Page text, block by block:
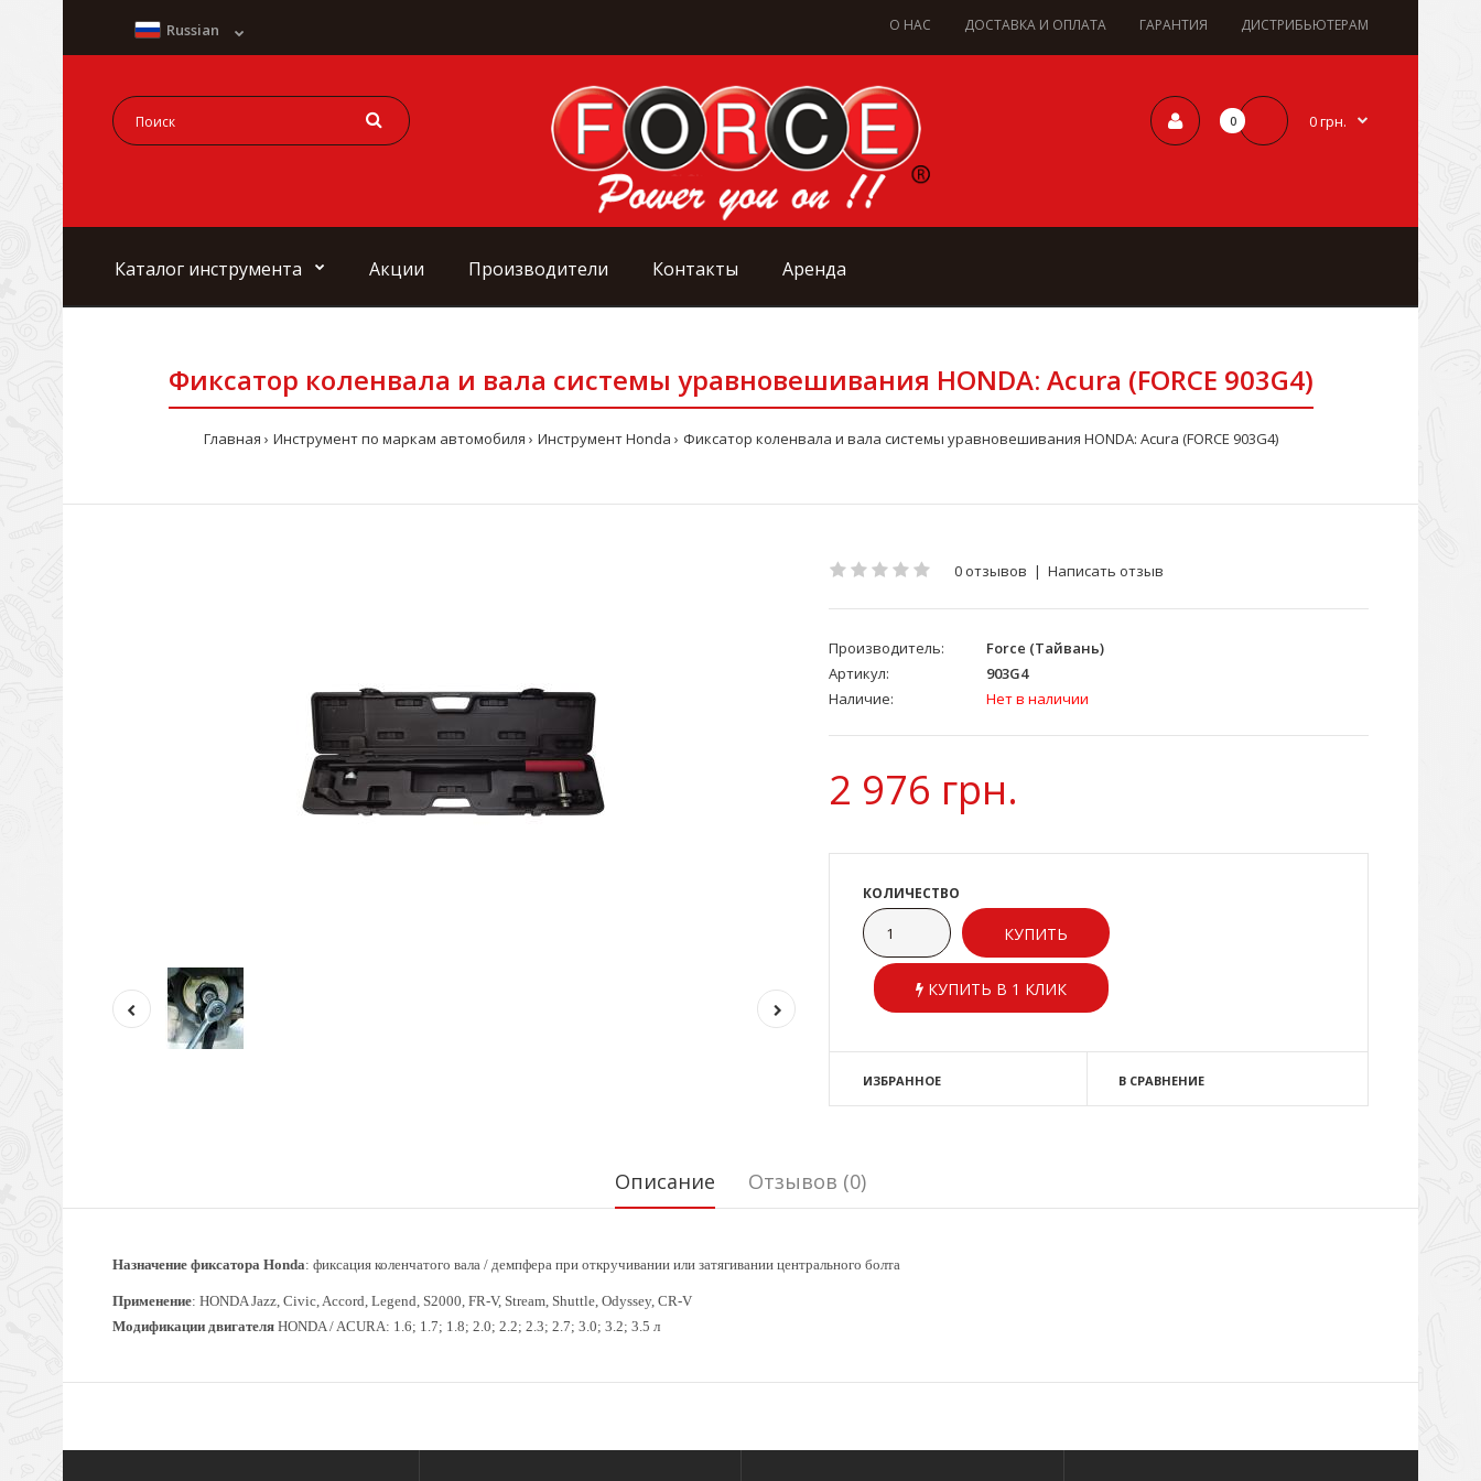
О НАС ДОСТАВКА И ОПЛАТА ГАРАНТИЯ ДИСТРИБЬЮТЕРАМ
Russian
0 0 грн.
Каталог инструмента Акции Производители Контакты Аренда
Фиксатор коленвала и вала системы уравновешивания HONDA: Acura (FORCE 903G4)
Главная Инструмент по маркам автомобиля Инструмент Honda Фиксатор коленвала и вала системы уравновешивания HONDA: Acura (FORCE 903G4)
0 отзывов | Написать отзыв
Производитель:
Force (Тайвань)
Артикул:
903G4
Наличие:
Нет в наличии
2 976 грн.
КОЛИЧЕСТВО
КУПИТЬ В 1 КЛИК
ИЗБРАННОЕ В СРАВНЕНИЕ
Описание Отзывов (0)
Назначение фиксатора Honda: фиксация коленчатого вала / демпфера при откручивании или затягивании центрального болта
Применение: HONDA Jazz, Civic, Accord, Legend, S2000, FR-V, Stream, Shuttle, Odyssey, CR-V
Модификации двигателя HONDA / ACURA: 1.6; 1.7; 1.8; 2.0; 2.2; 2.3; 2.7; 3.0; 3.2; 3.5 л